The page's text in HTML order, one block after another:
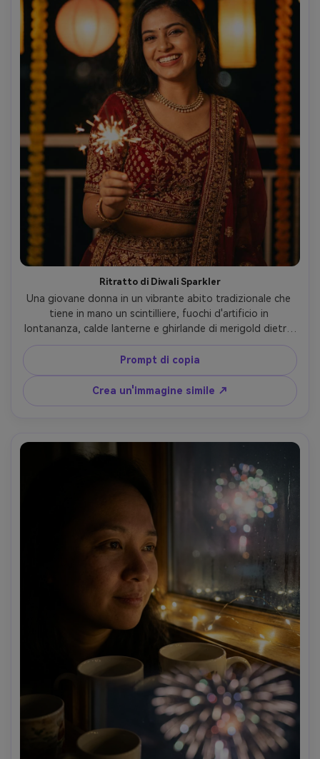
Ritratto di Diwali Sparkler
Una giovane donna in un vibrante abito tradizionale che
tiene in mano un scintilliere, fuochi d'artificio in
lontananza, calde lanterne e ghirlande di merigold dietro
di lei, morbida luce dorata su gioielli, scattato su Sony
A7R IV, 85mm f/1.8, ritratto a mezzo corpo, ricco caldo
colore graduazione, dettaglio ricamo in tessuto
fotorealistico, espressione festosa e gioiosa- -ar 4:5
Prompt di copia
Crea un'immagine simile ↗